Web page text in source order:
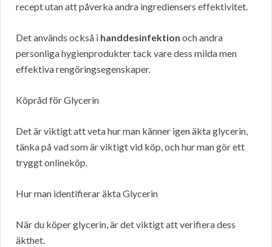
recept utan att påverka andra ingrediensers effektivitet.
Det används också i handdesinfektion och andra
personliga hygienprodukter tack vare dess milda men
effektiva rengöringsegenskaper.
Köpråd för Glycerin
Det är viktigt att veta hur man känner igen äkta glycerin,
tänka på vad som är viktigt vid köp, och hur man gör ett
tryggt onlineköp.
Hur man identifierar äkta Glycerin
När du köper glycerin, är det viktigt att verifiera dess
äkthet.